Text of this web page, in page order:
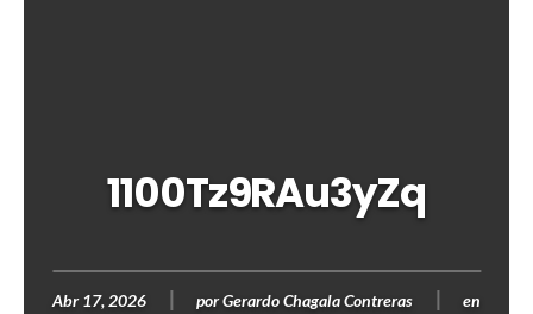
1100Tz9RAu3yZq
Abr 17, 2026 porGerardo Chagala Contreras en